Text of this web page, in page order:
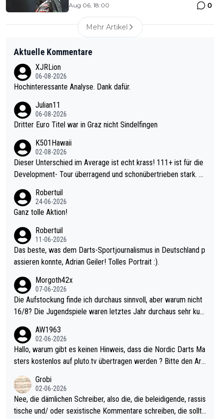
Aug 06, 18:00 0
Mehr Artikel
Aktuelle Kommentare
XJRLion
06-08-2026
Hochinteressante Analyse. Dank dafür.
Julian11
06-08-2026
Dritter Euro Titel war in Graz nicht Sindelfingen
K501Hawaii
02-08-2026
Dieser Unterschied im Average ist echt krass! 111+ ist für die
Development- Tour überragend und schonübertrieben stark. U
mal 40+ erst recht. Da gewinnst keinen Blumentopf - ist ja noc
h krasser wie ein Pokalspiel eines Kreisligisten vs einem Bund
Robertuil
24-06-2026
Ganz tolle Aktion!
Robertuil
11-06-2026
Das beste, was dem Darts-Sportjournalismus in Deutschland p
assieren konnte, Adrian Geiler! Tolles Portrait :).
Morgoth42x
07-06-2026
Die Aufstockung finde ich durchaus sinnvoll, aber warum nicht
16/8? Die Jugendspiele waren letztes Jahr durchaus sehr kurz
Allerdings ist Mitchell Lawrie als Nummer 1 der Welt eh qualifi
ziert. Somit ändert die automatische Qualifikation des Weltmei
sters erstmal nichts. Ich denke sie wollen damit für nächstes J
ohl wenig WDF Turniere spielen. Dies war bei Archie Self letzt
es Jahr der Fall. Er musste als amtierender Weltmeister durch
den Qualifier und ich glaube kaum, dass Mitchel sich das (in Ve
AW1963
02-06-2026
Hallo, warum gibt es keinen Hinweis, dass die Nordic Darts Ma
sters kostenlos auf pluto.tv übertragen werden ? Bitte den Arti
Grobi
02-06-2026
Nee, die dämlichen Schreiber, also die, die beleidigende, rassis
tische und/ oder sexistische Kommentare schreiben, die sollte